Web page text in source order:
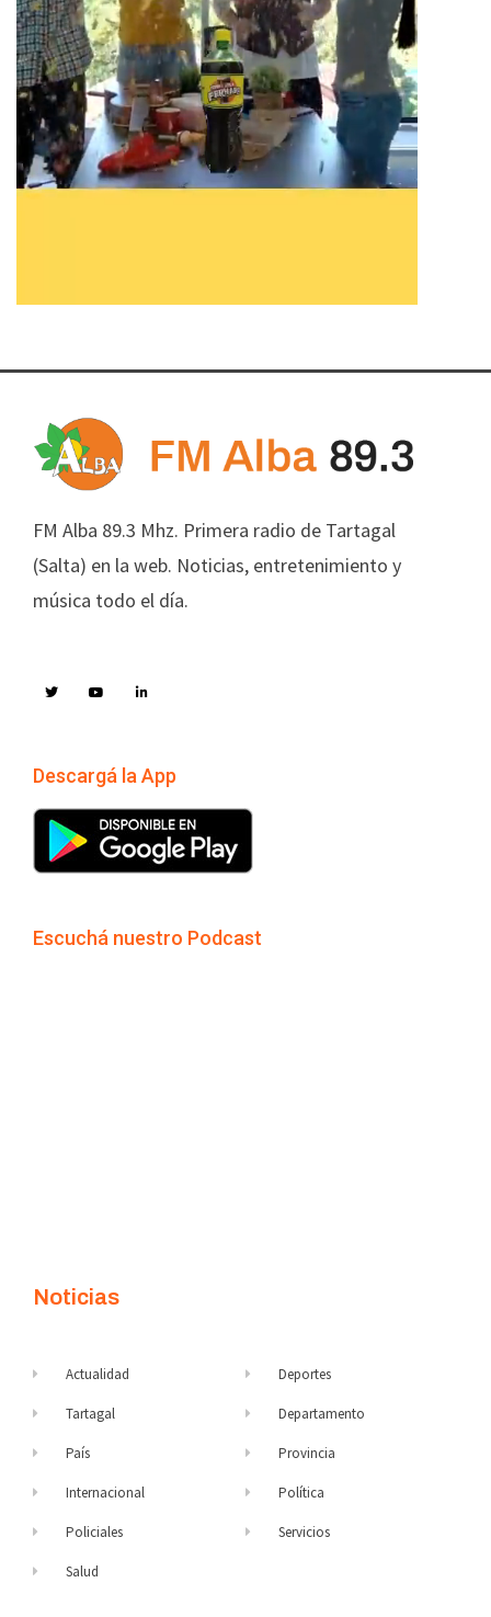
FM Alba 89.3 Mhz. Primera radio de Tartagal
(Salta) en la web. Noticias, entretenimiento y
música todo el día.
Descargá la App
Escuchá nuestro Podcast
Noticias
Actualidad
Tartagal
País
Internacional
Policiales
Salud
Deportes
Departamento
Provincia
Política
Servicios